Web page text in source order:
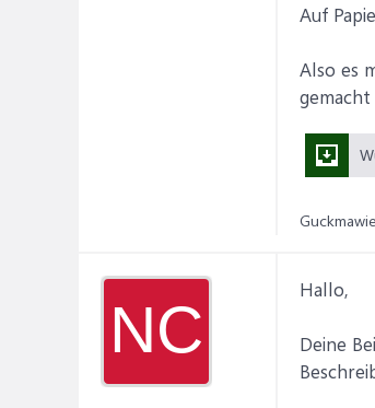
Auf
Also es
NC
Hallo,
Deine